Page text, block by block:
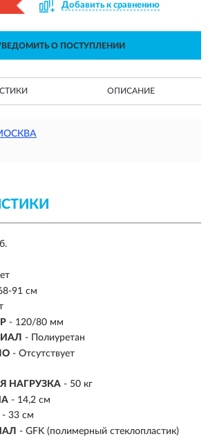
Добавить к сравнению
О ПОСТУПЛЕНИИ
ОПИСАНИЕ
91 см
- 120/80 мм
- Полиуретан
- Отсутствует
НАГРУЗКА - 50 кг
- 14,2 см
- 33 см
- GFK (полимерный стеклопластик)